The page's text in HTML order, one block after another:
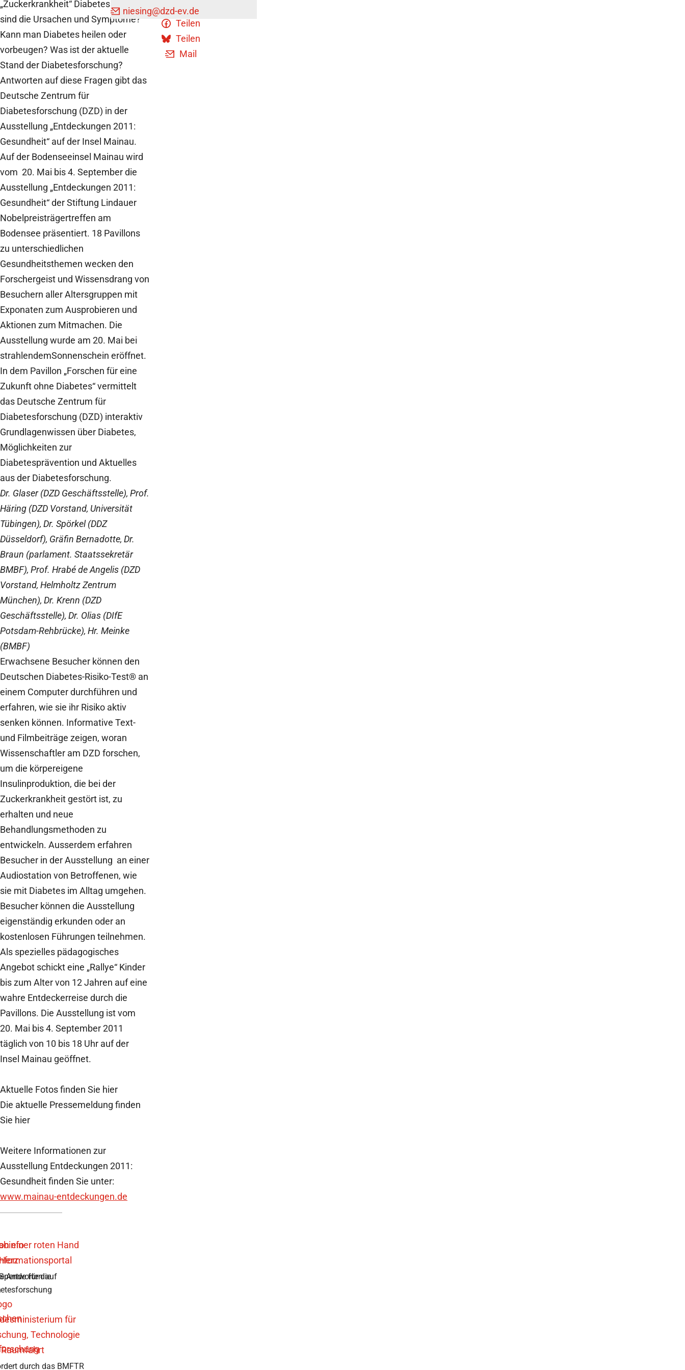
„Zuckerkrankheit“ Diabetes – was
sind die Ursachen und Symptome?
Kann man Diabetes heilen oder
vorbeugen? Was ist der aktuelle
Stand der Diabetesforschung?
Antworten auf diese Fragen gibt das
Deutsche Zentrum für
Diabetesforschung (DZD) in der
Ausstellung „Entdeckungen 2011:
Gesundheit“ auf der Insel Mainau.
Auf der Bodenseeinsel Mainau wird
vom 20. Mai bis 4. September die
Ausstellung „Entdeckungen 2011:
Gesundheit“ der Stiftung Lindauer
Nobelpreisträgertreffen am
Bodensee präsentiert. 18 Pavillons
zu unterschiedlichen
Gesundheitsthemen wecken den
Forschergeist und Wissensdrang von
Besuchern aller Altersgruppen mit
Exponaten zum Ausprobieren und
Aktionen zum Mitmachen. Die
Ausstellung wurde am 20. Mai bei
strahlendemSonnenschein eröffnet.
In dem Pavillon „Forschen für eine
Zukunft ohne Diabetes“ vermittelt
das Deutsche Zentrum für
Diabetesforschung (DZD) interaktiv
Grundlagenwissen über Diabetes,
Möglichkeiten zur
Diabetesprävention und Aktuelles
aus der Diabetesforschung.
Dr. Glaser (DZD Geschäftsstelle), Prof.
Häring (DZD Vorstand, Universität
Tübingen), Dr. Spörkel (DDZ
Düsseldorf), Gräfin Bernadotte, Dr.
Braun (parlament. Staatssekretär
BMBF), Prof. Hrabé de Angelis (DZD
Vorstand, Helmholtz Zentrum
München), Dr. Krenn (DZD
Geschäftsstelle), Dr. Olias (DIfE
Potsdam-Rehbrücke), Hr. Meinke
(BMBF)
Erwachsene Besucher können den
Deutschen Diabetes-Risiko-Test® an
einem Computer durchführen und
erfahren, wie sie ihr Risiko aktiv
senken können. Informative Text-
und Filmbeiträge zeigen, woran
Wissenschaftler am DZD forschen,
um die körpereigene
Insulinproduktion, die bei der
Zuckerkrankheit gestört ist, zu
erhalten und neue
Behandlungsmethoden zu
entwickeln. Ausserdem erfahren
Besucher in der Ausstellung an einer
Audiostation von Betroffenen, wie
sie mit Diabetes im Alltag umgehen.
Besucher können die Ausstellung
eigenständig erkunden oder an
kostenlosen Führungen teilnehmen.
Als spezielles pädagogisches
Angebot schickt eine „Rallye“ Kinder
bis zum Alter von 12 Jahren auf eine
wahre Entdeckerreise durch die
Pavillons. Die Ausstellung ist vom
20. Mai bis 4. September 2011
täglich von 10 bis 18 Uhr auf der
Insel Mainau geöffnet.
Aktuelle Fotos finden Sie hier
Die aktuelle Pressemeldung finden
Sie hier
Weitere Informationen zur
Ausstellung Entdeckungen 2011:
Gesundheit finden Sie unter:
www.mainau-entdeckungen.de
Teilen
Teilen
Teilen
Mail
niesing@dzd-ev.de
Antworten auf
für die
durch das BMFTR